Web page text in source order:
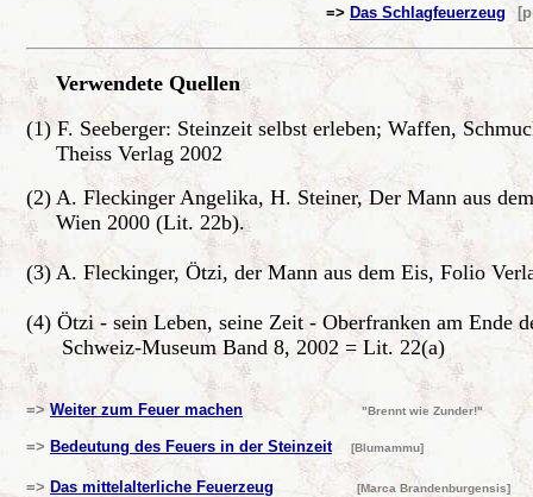
=> Das Schlagfeuerzeug
Verwendete Quellen
(1) F. Seeberger: Steinzeit selbst erleben; Waffen,
Theiss Verlag 2002
(2) A. Fleckinger Angelika, H. Steiner, Der Mann aus
Wien 2000 (Lit. 22b).
(3) A. Fleckinger, Ötzi, der Mann aus dem Eis, Folio
(4) Ötzi - sein Leben, seine Zeit - Oberfranken am Ende
Schweiz-Museum Band 8, 2002 = Lit. 22(a)
=> Weiter zum Feuer machen "Brennt wie Zunder!"
=> Bedeutung des Feuers in der Steinzeit [Blumammu]
=> Das mittelalterliche Feuerzeug [Marca Brandenburgensis]